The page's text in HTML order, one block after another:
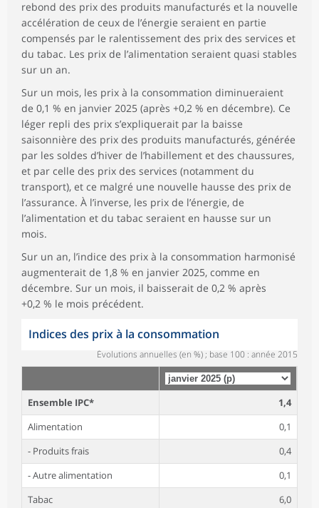
rebond des prix des produits manufacturés et la nouvelle
accélération de ceux de l’énergie seraient en partie
compensés par le ralentissement des prix des services et
du tabac. Les prix de l’alimentation seraient quasi stables
sur un an.
Sur un mois, les prix à la consommation diminueraient
de 0,1 % en janvier 2025 (après +0,2 % en décembre). Ce
léger repli des prix s’expliquerait par la baisse
saisonnière des prix des produits manufacturés, générée
par les soldes d’hiver de l’habillement et des chaussures,
et par celle des prix des services (notamment du
transport), et ce malgré une nouvelle hausse des prix de
l’assurance. À l’inverse, les prix de l’énergie, de
l’alimentation et du tabac seraient en hausse sur un
mois.
Sur un an, l’indice des prix à la consommation harmonisé
augmenterait de 1,8 % en janvier 2025, comme en
décembre. Sur un mois, il baisserait de 0,2 % après
+0,2 % le mois précédent.
Indices des prix à la consommation
Évolutions annuelles (en %) ; base 100 : année 2015
Ensemble IPC*
1,4
Alimentation
0,1
- Produits frais
0,4
- Autre alimentation
0,1
Tabac
6,0